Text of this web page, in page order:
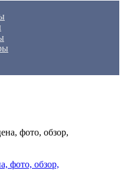
фото, обзор,